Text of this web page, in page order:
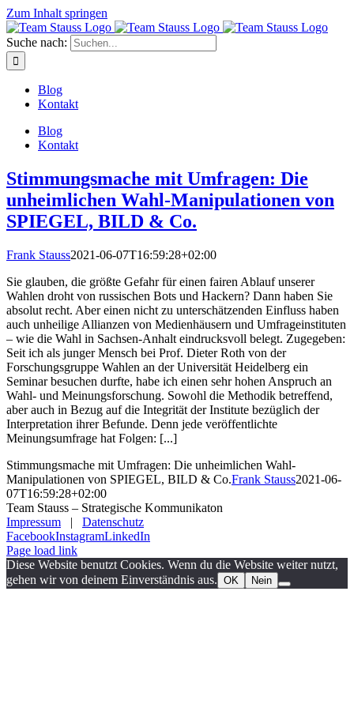
Zum Inhalt springen
Suche nach:
Blog
Kontakt
Blog
Kontakt
Stimmungsmache mit Umfragen: Die
unheimlichen Wahl-Manipulationen von
SPIEGEL, BILD & Co.
Frank Stauss2021-06-07T16:59:28+02:00
Sie glauben, die größte Gefahr für einen fairen Ablauf unserer
Wahlen droht von russischen Bots und Hackern? Dann haben Sie
absolut recht. Aber einen nicht zu unterschätzenden Einfluss haben
auch unheilige Allianzen von Medienhäusern und Umfrageinstituten
– wie die Wahl in Sachsen-Anhalt eindrucksvoll belegt. Zugegeben:
Seit ich als junger Mensch bei Prof. Dieter Roth von der
Forschungsgruppe Wahlen an der Universität Heidelberg ein
Seminar besuchen durfte, habe ich einen sehr hohen Anspruch an
Wahl- und Meinungsforschung. Sowohl die Methodik betreffend,
aber auch in Bezug auf die Integrität der Institute bezüglich der
Interpretation ihrer Befunde. Denn jede veröffentlichte
Meinungsumfrage hat Folgen: [...]
Stimmungsmache mit Umfragen: Die unheimlichen Wahl-
Manipulationen von SPIEGEL, BILD & Co.Frank Stauss2021-06-
07T16:59:28+02:00
Team Stauss – Strategische Kommunikaton
Impressum | Datenschutz
FacebookInstagramLinkedIn
Page load link
Diese Website benutzt Cookies. Wenn du die Website weiter nutzt,
gehen wir von deinem Einverständnis aus. OK Nein